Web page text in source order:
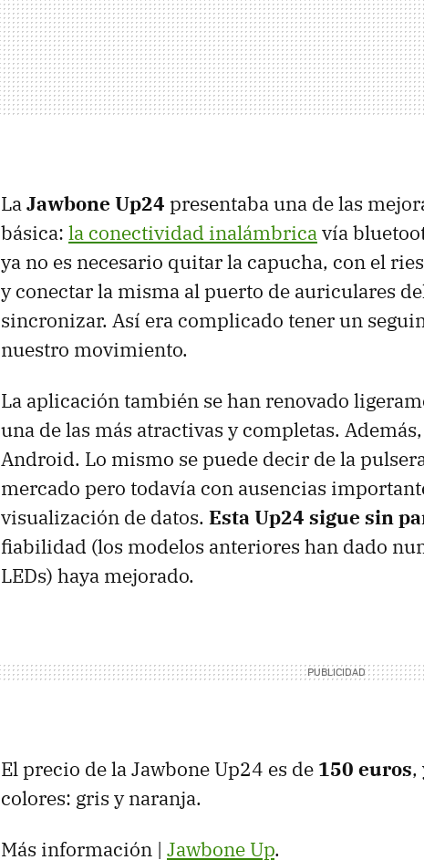
LaJawbone Up24 presentaba una de las
básica: la conectividad inalámbricavía
ya no es necesario quitar la capucha, con el
y conectar la misma al puerto de auriculares
sincronizar. Así era complicado tener un
nuestro movimiento.
La aplicación también se han renovado
una de las más atractivas y completas.
Android. Lo mismo se puede decir de la
mercado pero todavía con ausencias
visualización de datos. Esta Up24 sigue sin
fiabilidad (los modelos anteriores han dado
LEDs) haya mejorado.
El precio de la Jawbone Up24 es de 150 euros,
colores: gris y naranja.
Más información | Jawbone Up.